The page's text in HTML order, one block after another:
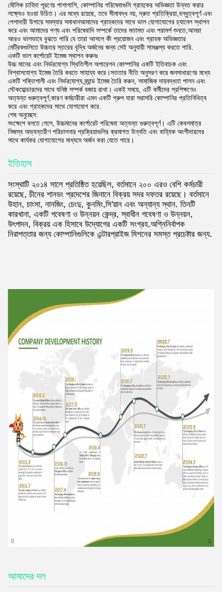
মৌলিক চাহিদা পূরণের পাশাপাশি, কোম্পানির পরিষেবাগুলি গ্রাহকের অভিজ্ঞতা উন্নত করার
লক্ষ্যেও হওয়া উচিত। এর মধ্যে রয়েছে, তবে সীমাবদ্ধ নয়, দ্রুত প্রতিক্রিয়া,বন্ধুত্বপূর্ণ এবং
পেশাদারী উপায়ে সমস্যার সমাধানআমাদের গ্রাহকদের সাথে ভাল যোগাযোগের চ্যানেল স্থাপন
করে এবং আমাদের পণ্য এবং পরিষেবাদি সম্পর্কে তাদের মতামত এবং পরামর্শ শুনতে,আমরা
আরও ভালভাবে বুঝতে পারি যে তারা আসলে কী প্রয়োজন এবং গ্রাহক অভিজ্ঞতার
মেট্রিকগুলিতে উচ্চতর স্তরের বৃদ্ধি অর্জনের জন্য সেই অনুযায়ী সামঞ্জস্য করতে পারি.
একটি ভাল কর্পোরেট ইমেজ স্থাপন করুনঃ
উচ্চ মানের এবং নির্ভরযোগ্য স্থিতিশীল অপারেশন কোম্পানির একটি ইতিবাচক এবং
বিশ্বাসযোগ্য ইমেজ তৈরি করতে সাহায্য করে।সততার নীতি অনুসরণ করে জনসাধারণের মধ্যে
একটি শক্তিশালী এবং নির্ভরযোগ্য ব্র্যান্ড ইমেজ তৈরি করুন, সামাজিক দায়বদ্ধতা পালন এবং
স্টেকহোল্ডারদের সাথে ঘনিষ্ঠ সম্পর্ক বজায় রাখা। একই সময়ে, এটি কর্মীদের প্রশিক্ষণেও
অত্যন্ত গুরুত্বপূর্ণ,কারণ কর্মচারীরা এমন একটি গ্রুপ যারা সরাসরি কোম্পানির প্রতিনিধিত্ব
করে এবং গ্রাহকদের সাথে যোগাযোগ করে.
শেষ অনুচ্ছেদ:
সংক্ষেপে বলতে গেলে, উচ্চমানের কর্পোরেট পরিষেবা অত্যন্ত গুরুত্বপূর্ণ। এটি কেবলমাত্র
নিজস্ব অভ্যন্তরীণ পরিচালনার প্রক্রিয়াগুলির ক্রমাগত উন্নতি এবং বাহ্যিক অংশীদারদের
সাথে কার্যকর যোগাযোগের মাধ্যমে অর্জন করা যেতে পারে।
ইতিহাস
সংস্থাটি ২০১৪ সালে প্রতিষ্ঠিত হয়েছিল, বর্তমানে ২০০ এরও বেশি কর্মচারী
রয়েছে, চীনের শানডং প্রদেশের জিনানে বিক্রয় সদর দফতর রয়েছে। বর্তমানে
উহান, চাংসা, নানজিং, চেংদু, কুনমিং,সি'য়ান এবং অন্যান্য স্থান. তিনটি
কারখানা, একটি গবেষণা ও উন্নয়ন কেন্দ্র, স্বাধীন গবেষণা ও উন্নয়ন,
উৎপাদন, বিক্রয় এক হিসাবে উদ্যোগের একটি সংগ্রহ.অগ্নিনির্বাপক
নিরাপত্তার জন্য কোম্পানিগুলিকে এন্টারপ্রাইজ মিশনের সমস্ত প্রচেষ্টার জন্য.
আমাদের দল